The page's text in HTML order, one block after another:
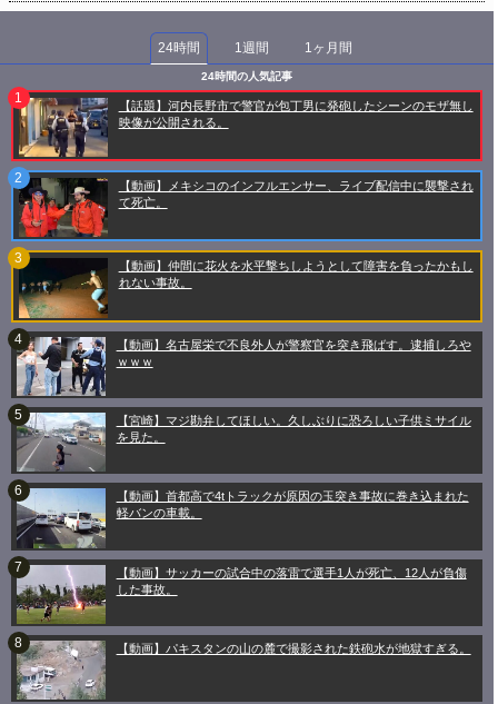
24時間 1週間 1ヶ月間
24時間の人気記事
【話題】河内長野市で警官が包丁男に発砲したシーンのモザ無し
映像が公開される。
【動画】メキシコのインフルエンサー、ライブ配信中に襲撃され
て死亡。
【動画】仲間に花火を水平撃ちしようとして障害を負ったかもし
れない事故。
【動画】名古屋栄で不良外人が警察官を突き飛ばす。逮捕しろや
ｗｗｗ
【宮崎】マジ勘弁してほしい。久しぶりに恐ろしい子供ミサイル
を見た。
【動画】首都高で4tトラックが原因の玉突き事故に巻き込まれた
軽バンの車載。
【動画】サッカーの試合中の落雷で選手1人が死亡、12人が負傷
した事故。
【動画】パキスタンの山の麓で撮影された鉄砲水が地獄すぎる。